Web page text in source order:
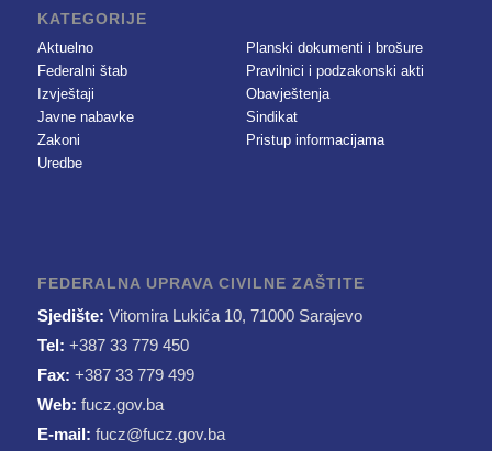
KATEGORIJE
Aktuelno
Federalni štab
Izvještaji
Javne nabavke
Zakoni
Uredbe
Planski dokumenti i brošure
Pravilnici i podzakonski akti
Obavještenja
Sindikat
Pristup informacijama
FEDERALNA UPRAVA CIVILNE ZAŠTITE
Sjedište: Vitomira Lukića 10, 71000 Sarajevo
Tel: +387 33 779 450
Fax: +387 33 779 499
Web: fucz.gov.ba
E-mail: fucz@fucz.gov.ba